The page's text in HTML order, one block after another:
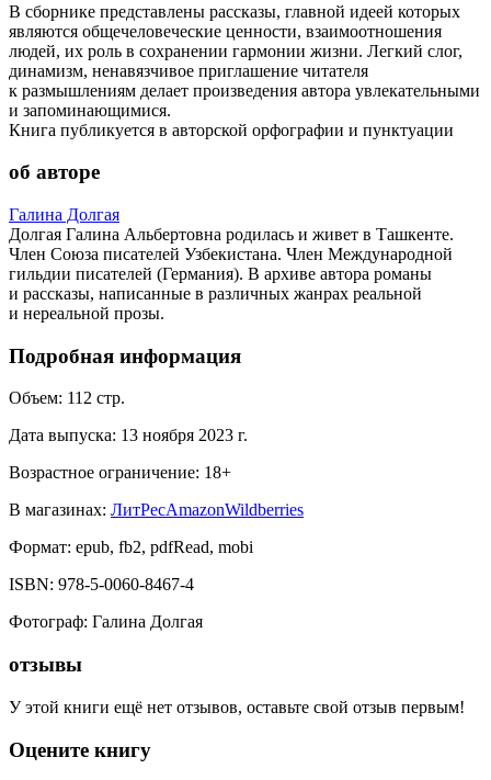
В сборнике представлены рассказы, главной идеей которых
являются общечеловеческие ценности, взаимоотношения
людей, их роль в сохранении гармонии жизни. Легкий слог,
динамизм, ненавязчивое приглашение читателя
к размышлениям делает произведения автора увлекательными
и запоминающимися.
Книга публикуется в авторской орфографии и пунктуации
об авторе
Галина Долгая
Долгая Галина Альбертовна родилась и живет в Ташкенте.
Член Союза писателей Узбекистана. Член Международной
гильдии писателей (Германия). В архиве автора романы
и рассказы, написанные в различных жанрах реальной
и нереальной прозы.
Подробная информация
Объем: 112 стр.
Дата выпуска: 13 ноября 2023 г.
Возрастное ограничение: 18+
В магазинах: ЛитРесAmazonWildberries
Формат: epub, fb2, pdfRead, mobi
ISBN: 978-5-0060-8467-4
Фотограф: Галина Долгая
отзывы
У этой книги ещё нет отзывов, оставьте свой отзыв первым!
Оцените книгу